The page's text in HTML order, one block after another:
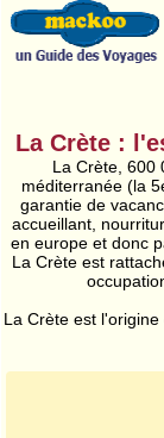
La Crète :
La Crète, 600
méditerranée (la
garantie de
accueillant,
en europe et donc
La Crète est
La Crète est